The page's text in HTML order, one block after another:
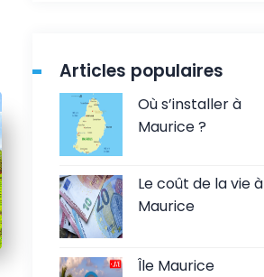
Articles populaires
Où s’installer à
Maurice ?
Le coût de la vie à
Maurice
Île Maurice